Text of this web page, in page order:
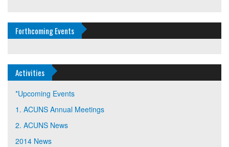
Forthcoming Events
Activities
*Upcoming Events
1. ACUNS Annual Meetings
2. ACUNS News
2014 News